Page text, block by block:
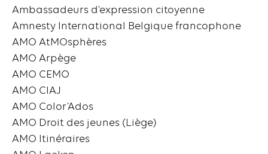
Ambassadeurs d’expression citoyenne
Amnesty International Belgique francophone
AMO AtMOsphères
AMO Arpège
AMO CEMO
AMO CIAJ
AMO Color’Ados
AMO Droit des jeunes (Liège)
AMO Itinéraires